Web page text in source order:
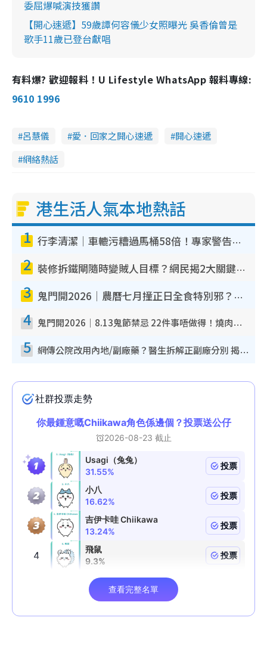
委屈爆喊演技獲讚
【開心速遞】59歲譚何容儀少女照曝光 吳香倫曾是
歌手11歲已登台獻唱
有料爆? 歡迎報料！U Lifestyle WhatsApp 報料專線:
9610 1996
呂慧儀 愛．回家之開心速遞
開心速遞
網絡熱話
港生活人氣本地熱話
1 行李清潔｜車轆污糟過馬桶58倍！專家警告忌用酒精抹 教1招免污手除菌
2 裝修拆鐵閘隨時變賊人目標？網民揭2大關鍵用途：裝新式等於白裝？附新舊鐵閘分別
3 鬼門開2026｜農曆七月撞正日全食特別邪？專家警告切忌做一事！揭4大禁忌+2招保平安
4 鬼門開2026｜8.13鬼節禁忌 22件事唔做得！燒肉、刺身要少食？半夜勿吹口哨/打呢個電話
5 網傳公院改用內地/副廠藥？醫生拆解正副廠分別 揭4類人換藥隨時出事